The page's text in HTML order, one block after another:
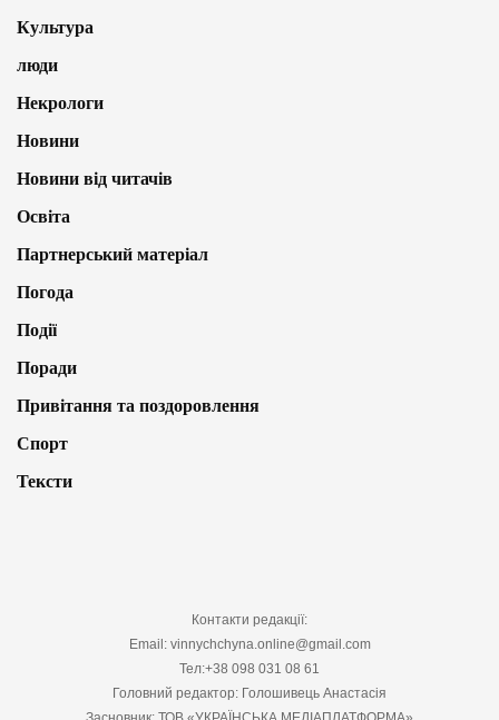
Культура
люди
Некрологи
Новини
Новини від читачів
Освіта
Партнерський матеріал
Погода
Події
Поради
Привітання та поздоровлення
Спорт
Тексти
Контакти редакції:
Email: vinnychchyna.online@gmail.com
Тел:+38 098 031 08 61
Головний редактор: Голошивець Анастасія